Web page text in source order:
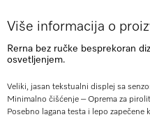
Više informacija o
Rerna bez ručke besprekoran
osvetljenjem.
Veliki, jasan tekstualni displej sa
Minimalno čišćenje – Oprema za
Posebno lagana testa i lepo zapečene